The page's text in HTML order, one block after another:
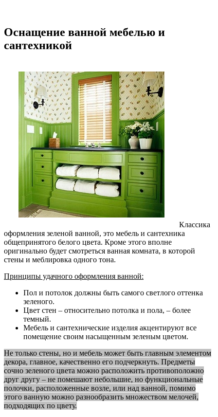
Оснащение ванной мебелью и
сантехникой
Классика
оформления зеленой ванной, это мебель и сантехника
общепринятого белого цвета. Кроме этого вполне
оригинально будет смотреться ванная комната, в которой
стены и меблировка одного тона.
Принципы удачного оформления ванной:
Пол и потолок должны быть самого светлого оттенка
зеленого.
Цвет стен – относительно потолка и пола, – более
темный.
Мебель и сантехнические изделия акцентируют все
помещение своим насыщенным зеленым цветом.
Не только стены, но и мебель может быть главным элементом
декора, главное, качественно его подчеркнуть. Предметы
сочно зеленого цвета можно расположить противоположно
друг другу – не помешают небольшие, но функциональные
полочки, расположенные возле, или над ванной, помимо
этого ванную можно разнообразить множеством мелочей,
подходящих по цвету.